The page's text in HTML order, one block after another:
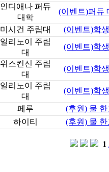
인디애나 퍼듀
대학
(이벤트)퍼듀
미시건 주립대 (이벤트)학
일리노이 주립
대
(이벤트)학
위스컨신 주립
대
(이벤트)학
일리노이 주립
대
(이벤트)학
페루
(후원) 물
하이티 (후원) 물
1